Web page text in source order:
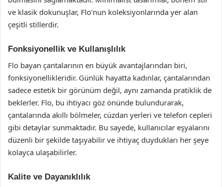
ve klasik dokunuşlar, Flo’nun koleksiyonlarında yer alan
çeşitli stillerdir.
Fonksiyonellik ve Kullanışlılık
Flo bayan çantalarının en büyük avantajlarından biri,
fonksiyonellikleridir. Günlük hayatta kadınlar, çantalarından
sadece estetik bir görünüm değil, aynı zamanda pratiklik de
beklerler. Flo, bu ihtiyacı göz önünde bulundurarak,
çantalarında akıllı bölmeler, cüzdan yerleri ve telefon cepleri
gibi detaylar sunmaktadır. Bu sayede, kullanıcılar eşyalarını
düzenli bir şekilde taşıyabilir ve ihtiyaç duydukları her şeye
kolayca ulaşabilirler.
Kalite ve Dayanıklılık